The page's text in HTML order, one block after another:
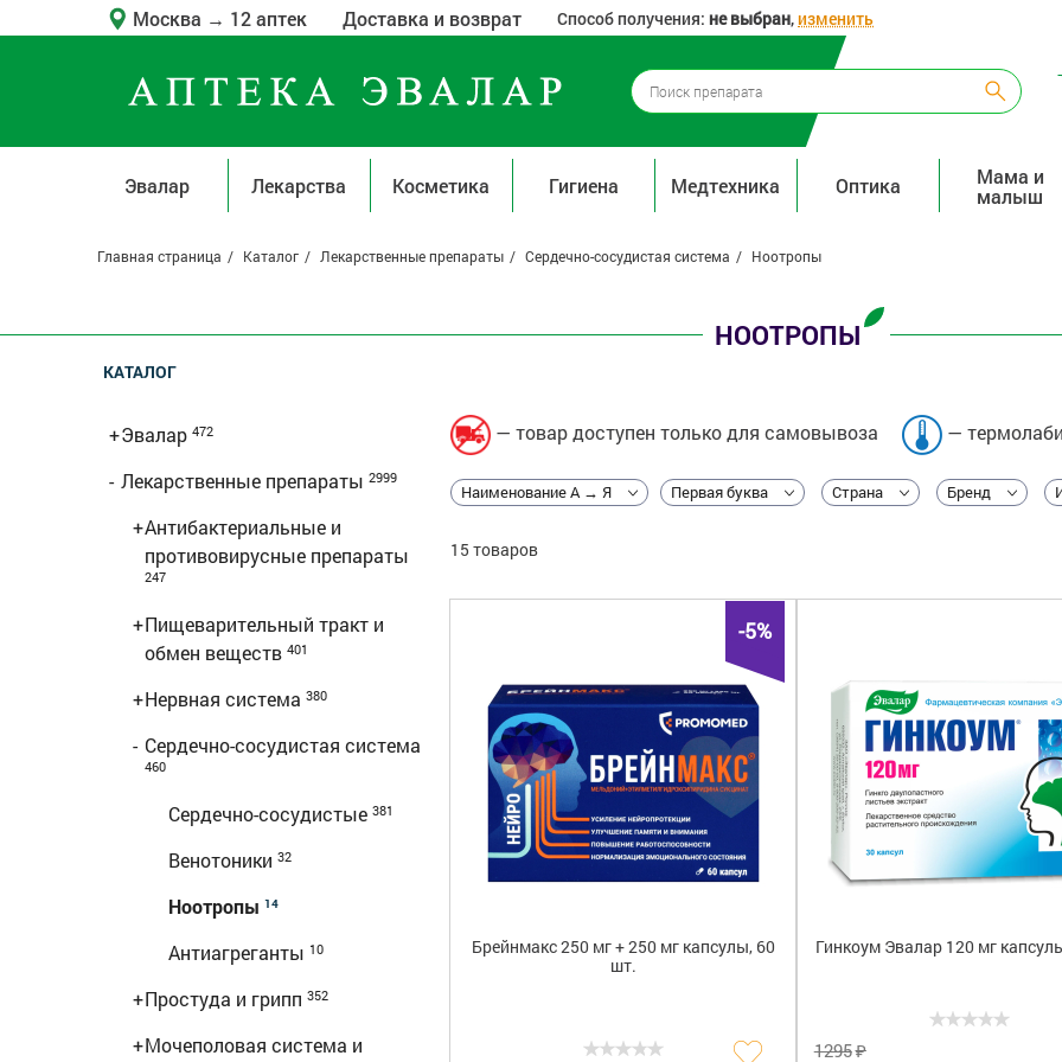
Москва → 12 аптек Доставка и возврат Способ получения: не выбран,изменить
Эвалар Лекарства Косметика Гигиена Медтехника Оптика
Мама и
малыш
Главная страница Каталог Лекарственные препараты Сердечно-сосудистая система Ноотропы
НООТРОПЫ
КАТАЛОГ
+Эвалар 472
- Лекарственные препараты 2999
+Антибактериальные и
противовирусные препараты
247
+Пищеварительный тракт и
обмен веществ 401
+Нервная система 380
- Сердечно-сосудистая система
460
Сердечно-сосудистые 381
Венотоники 32
Ноотропы 14
Антиагреганты 10
+Простуда и грипп 352
+Мочеполовая система и
— товар доступен только для самовывоза —
Наименование А → Я Первая буква
(1)
н(1)
п(1)
т(2)
Страна Бренд
Ноопепт
Танакан
15 товаров
-5%
Брейнмакс 250 мг + 250 мг капсулы, 60
шт.
Гинкоум Эвалар 120 мг
1295₽